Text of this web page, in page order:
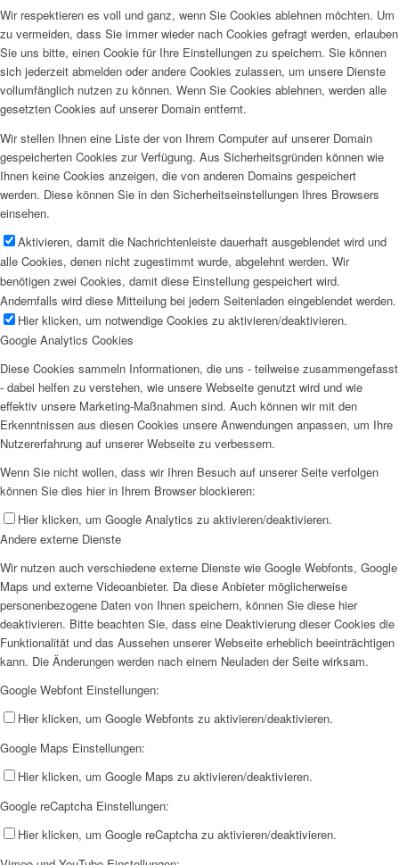
Wir respektieren es voll und ganz, wenn Sie Cookies ablehnen möchten. Um
zu vermeiden, dass Sie immer wieder nach Cookies gefragt werden, erlauben
Sie uns bitte, einen Cookie für Ihre Einstellungen zu speichern. Sie können
sich jederzeit abmelden oder andere Cookies zulassen, um unsere Dienste
vollumfänglich nutzen zu können. Wenn Sie Cookies ablehnen, werden alle
gesetzten Cookies auf unserer Domain entfernt.
Wir stellen Ihnen eine Liste der von Ihrem Computer auf unserer Domain
gespeicherten Cookies zur Verfügung. Aus Sicherheitsgründen können wie
Ihnen keine Cookies anzeigen, die von anderen Domains gespeichert
werden. Diese können Sie in den Sicherheitseinstellungen Ihres Browsers
einsehen.
Aktivieren, damit die Nachrichtenleiste dauerhaft ausgeblendet wird und
alle Cookies, denen nicht zugestimmt wurde, abgelehnt werden. Wir
benötigen zwei Cookies, damit diese Einstellung gespeichert wird.
Andernfalls wird diese Mitteilung bei jedem Seitenladen eingeblendet werden.
Hier klicken, um notwendige Cookies zu aktivieren/deaktivieren.
Google Analytics Cookies
Diese Cookies sammeln Informationen, die uns - teilweise zusammengefasst
- dabei helfen zu verstehen, wie unsere Webseite genutzt wird und wie
effektiv unsere Marketing-Maßnahmen sind. Auch können wir mit den
Erkenntnissen aus diesen Cookies unsere Anwendungen anpassen, um Ihre
Nutzererfahrung auf unserer Webseite zu verbessern.
Wenn Sie nicht wollen, dass wir Ihren Besuch auf unserer Seite verfolgen
können Sie dies hier in Ihrem Browser blockieren:
Hier klicken, um Google Analytics zu aktivieren/deaktivieren.
Andere externe Dienste
Wir nutzen auch verschiedene externe Dienste wie Google Webfonts, Google
Maps und externe Videoanbieter. Da diese Anbieter möglicherweise
personenbezogene Daten von Ihnen speichern, können Sie diese hier
deaktivieren. Bitte beachten Sie, dass eine Deaktivierung dieser Cookies die
Funktionalität und das Aussehen unserer Webseite erheblich beeinträchtigen
kann. Die Änderungen werden nach einem Neuladen der Seite wirksam.
Google Webfont Einstellungen:
Hier klicken, um Google Webfonts zu aktivieren/deaktivieren.
Google Maps Einstellungen:
Hier klicken, um Google Maps zu aktivieren/deaktivieren.
Google reCaptcha Einstellungen:
Hier klicken, um Google reCaptcha zu aktivieren/deaktivieren.